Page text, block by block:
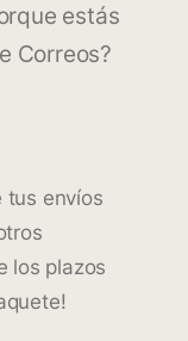
estás
Correos?
tus envíos
los plazos